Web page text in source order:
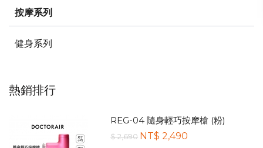
按摩系列
健身系列
熱銷排行
REG-04 隨身輕巧按摩槍 (粉)
$ 2,690 NT$ 2,490